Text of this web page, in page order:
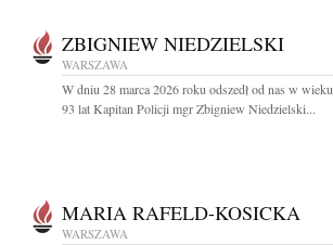
ZBIGNIEW NIEDZIELSKI
WARSZAWA
W dniu 28 marca 2026 roku odszedł od nas w wieku
93 lat Kapitan Policji mgr Zbigniew Niedzielski...
MARIA RAFELD-KOSICKA
WARSZAWA